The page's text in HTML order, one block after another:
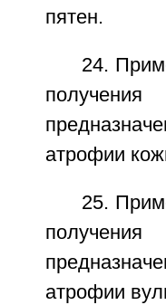
пятен.
24.
атрофии
25.
атрофии